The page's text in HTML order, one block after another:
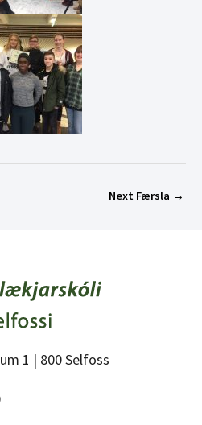
Next Færsla →
1 | 800 Selfoss